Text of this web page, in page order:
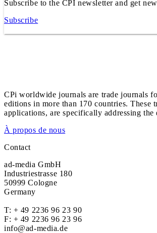
Subscribe to the CPI newsletter and get
Subscribe
CPi worldwide journals are trade journals
editions in more than 170 countries.
applications, are specifically addressing
À propos de nous
Contact
ad-media GmbH
Industriestrasse 180
50999 Cologne
Germany
T: + 49 2236 96 23 90
F: + 49 2236 96 23 96
info@ad-media.de